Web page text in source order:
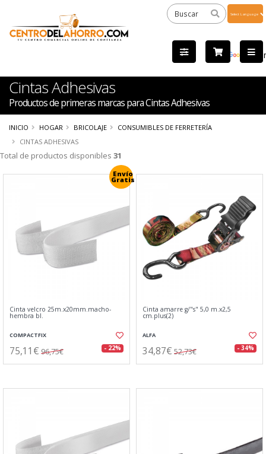
by
Cintas Adhesivas
Productos de primeras marcas para Cintas Adhesivas
INICIO HOGAR BRICOLAJE
CONSUMIBLES DE FERRETERÍA
CINTAS ADHESIVAS
Total de productos disponibles 31
Envío
Gratis
Cinta velcro 25m.x20mm.macho-
hembra bl.
COMPACTFIX
75,11€ 96,75€ - 22%
Cinta amarre g/"s" 5,0 m.x2,5
cm.plus(2)
ALFA
34,87€ 52,73€ - 34%